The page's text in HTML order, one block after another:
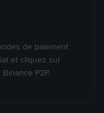
de paiement
et cliquez sur
P2P.